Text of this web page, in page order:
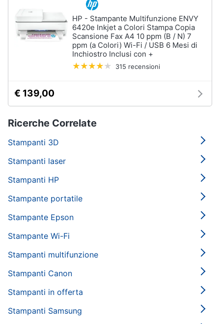
HP - Stampante Multifunzione ENVY
6420e Inkjet a Colori Stampa Copia
Scansione Fax A4 10 ppm (B / N) 7
ppm (a Colori) Wi-Fi / USB 6 Mesi di
Inchiostro Inclusi con +
315 recensioni
€ 139,00
Ricerche Correlate
Stampanti 3D
Stampanti laser
Stampanti HP
Stampante portatile
Stampante Epson
Stampante Wi-Fi
Stampanti multifunzione
Stampanti Canon
Stampanti in offerta
Stampanti Samsung